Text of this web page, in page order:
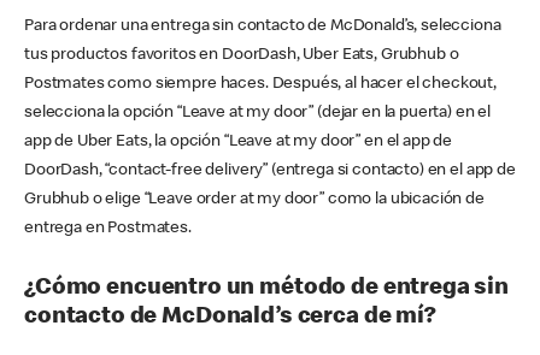
Para ordenar una entrega sin contacto de McDonald’s, selecciona
tus productos favoritos en DoorDash, Uber Eats, Grubhub o
Postmates como siempre haces. Después, al hacer el checkout,
selecciona la opción “Leave at my door” (dejar en la puerta) en el
app de Uber Eats, la opción “Leave at my door” en el app de
DoorDash, “contact-free delivery” (entrega si contacto) en el app de
Grubhub o elige “Leave order at my door” como la ubicación de
entrega en Postmates.
¿Cómo encuentro un método de entrega sin
contacto de McDonald’s cerca de mí?